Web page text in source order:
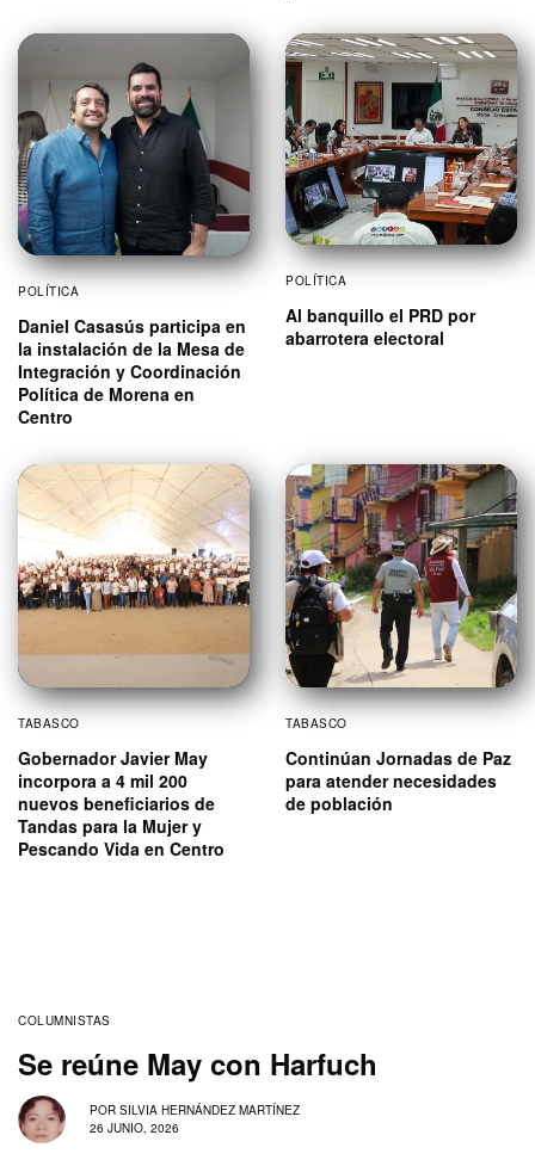
POLÍTICA
Daniel Casasús participa en
la instalación de la Mesa de
Integración y Coordinación
Política de Morena en
Centro
POLÍTICA
Al banquillo el PRD por
abarrotera electoral
TABASCO
Gobernador Javier May
incorpora a 4 mil 200
nuevos beneficiarios de
Tandas para la Mujer y
Pescando Vida en Centro
TABASCO
Continúan Jornadas de Paz
para atender necesidades
de población
COLUMNISTAS
Se reúne May con Harfuch
POR SILVIA HERNÁNDEZ MARTÍNEZ
26 JUNIO, 2026